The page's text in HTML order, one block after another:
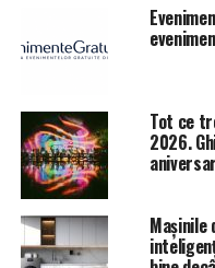
Semestrul si dosarul
care le incaseaza
Ciprian Pirlog
(foto),
langa Tribunalul
Tot ce
2026.
Mașinile